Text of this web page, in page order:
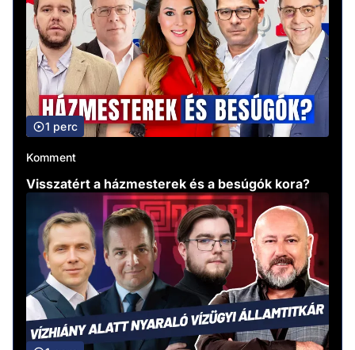
1 perc
Komment
Visszatért a házmesterek és a besúgók kora?